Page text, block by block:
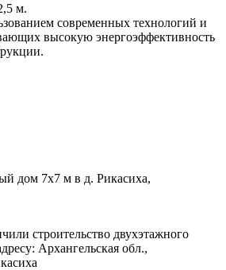
м.
современных технологий и
высокую энергоэффективность
дом 7х7 м в д. Рикасиха,
строительство двухэтажного
Архангельская обл.,